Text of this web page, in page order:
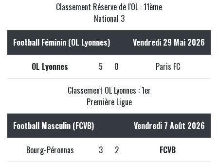
Classement Réserve de l'OL : 11ème
National 3
Football Féminin (OL Lyonnes) Vendredi 29 Mai 2026
OL Lyonnes 5 0 Paris FC
Classement OL Lyonnes : 1er
Première Ligue
Football Masculin (FCVB) Vendredi 7 Août 2026
Bourg-Péronnas 3 2 FCVB